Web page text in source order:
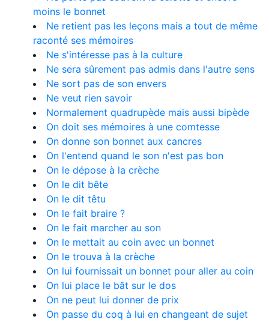
moins le bonnet
Ne retient pas les leçons mais a tout de même
raconté ses mémoires
Ne s'intéresse pas à la culture
Ne sera sûrement pas admis dans l'autre sens
Ne sort pas de son envers
Ne veut rien savoir
Normalement quadrupède mais aussi bipède
On doit ses mémoires à une comtesse
On donne son bonnet aux cancres
On l'entend quand le son n'est pas bon
On le dépose à la crèche
On le dit bête
On le dit têtu
On le fait braire ?
On le fait marcher au son
On le mettait au coin avec un bonnet
On le trouva à la crèche
On lui fournissait un bonnet pour aller au coin
On lui place le bât sur le dos
On ne peut lui donner de prix
On passe du coq à lui en changeant de sujet